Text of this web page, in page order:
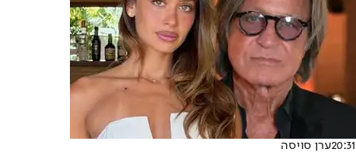
20:31ערן סויסה